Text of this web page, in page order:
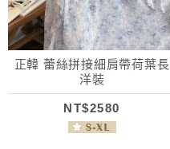
正韓 蕾絲拼接細肩帶荷葉長
洋裝
NT$2580